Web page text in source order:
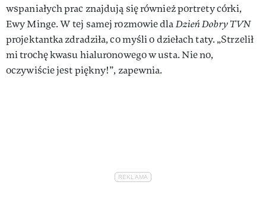
wspaniałych prac znajdują się również portrety córki,
Ewy Minge. W tej samej rozmowie dlaDzień Dobry TVN
projektantka zdradziła, co myśli o dziełach taty. „Strzelił
mi trochę kwasu hialuronowego w usta. Nie no,
oczywiście jest piękny!”, zapewnia.